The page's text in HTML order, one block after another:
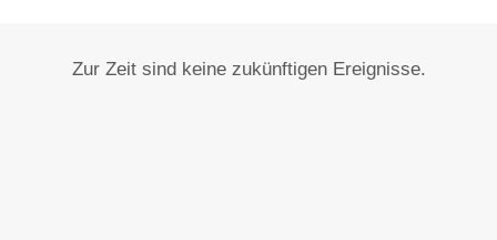
Zur Zeit sind keine zukünftigen Ereignisse.